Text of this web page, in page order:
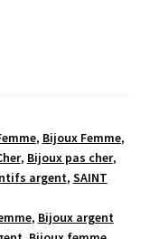
, Bijoux Femme,
, Bijoux pas cher,
argent, SAINT
, Bijoux argent